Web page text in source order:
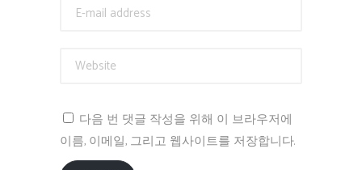
다음 번 댓글 작성을 위해 이 브라우저에
이름, 이메일, 그리고 웹사이트를 저장합니다.